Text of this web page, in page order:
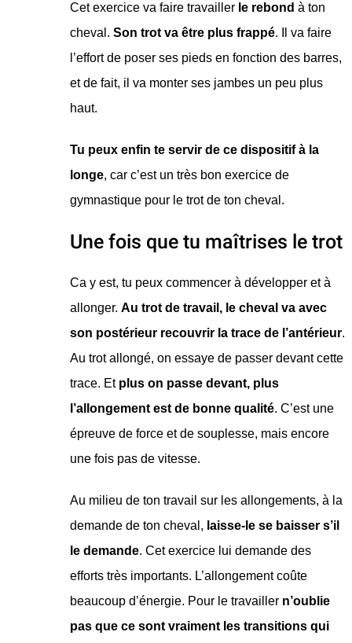
Cet exercice va faire travailler le rebond à ton
cheval. Son trot va être plus frappé. Il va faire
l’effort de poser ses pieds en fonction des barres,
et de fait, il va monter ses jambes un peu plus
haut.
Tu peux enfin te servir de ce dispositif à la
longe, car c’est un très bon exercice de
gymnastique pour le trot de ton cheval.
Une fois que tu maîtrises le trot
Ca y est, tu peux commencer à développer et à
allonger. Au trot de travail, le cheval va avec
son postérieur recouvrir la trace de l’antérieur.
Au trot allongé, on essaye de passer devant cette
trace. Etplus on passe devant, plus
l’allongement est de bonne qualité. C’est une
épreuve de force et de souplesse, mais encore
une fois pas de vitesse.
Au milieu de ton travail sur les allongements, à la
demande de ton cheval, laisse-le se baisser s’il
le demande. Cet exercice lui demande des
efforts très importants. L’allongement coûte
beaucoup d’énergie. Pour le travailler n’oublie
pas que ce sont vraiment les transitions qui